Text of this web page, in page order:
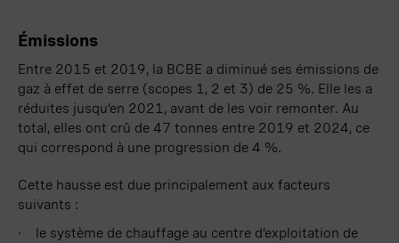
Émissions
Entre 2015 et 2019, la BCBE a diminué ses émissions de
gaz à effet de serre (scopes 1, 2 et 3) de 25 %. Elle les a
réduites jusqu’en 2021, avant de les voir remonter. Au
total, elles ont crû de 47 tonnes entre 2019 et 2024, ce
qui correspond à une progression de 4 %.
Cette hausse est due principalement aux facteurs
suivants :
le système de chauffage au centre d’exploitation de